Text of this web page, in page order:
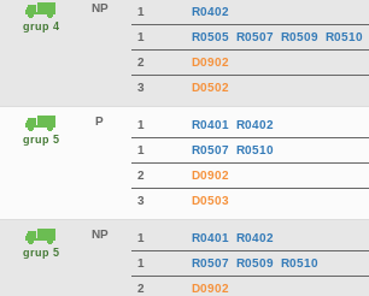
grup 4
NP 1
R0402
1
R0505 R0507 R0509 R0510
2
D0902
3
D0502
grup 5
P 1 R0401
R0402
1
R0507 R0510
2
D0902
3
D0503
grup 5
NP 1 R0401
R0402
1
R0507 R0509 R0510
2
D0902